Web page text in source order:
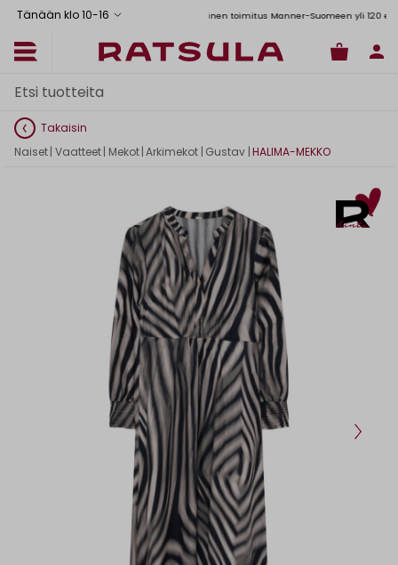
Tänään klo 10-16
Toimituskulut alk. 6,90€Ilmainen toimitus Manner-Suomeen yli 120 euron
Takaisin
Naiset| Vaatteet| Mekot |Arkimekot | Gustav |HALIMA-MEKKO